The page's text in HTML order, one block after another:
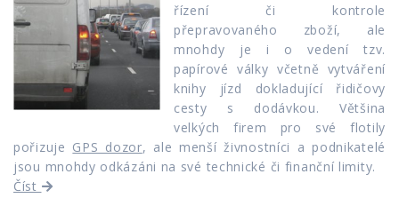
řízení či kontrole
přepravovaného zboží, ale
mnohdy je i o vedení tzv.
papírové války včetně vytváření
knihy jízd dokladující řidičovy
cesty s dodávkou. Většina
velkých firem pro své flotily
pořizuje GPS dozor, ale menší živnostníci a podnikatelé
jsou mnohdy odkázáni na své technické či finanční limity.
Číst